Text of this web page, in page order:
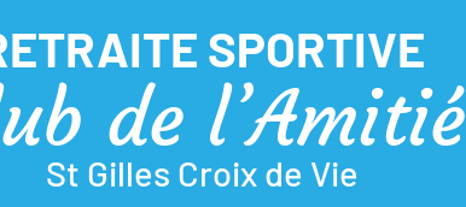
SPORTIVE
de l’Amitié
St Gilles Croix de Vie